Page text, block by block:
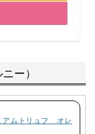
ー）
アムトリュフ オレ